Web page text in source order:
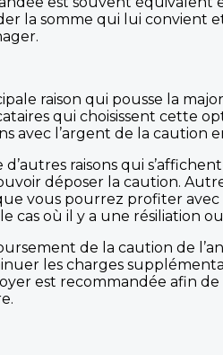
la somme qui lui convient
raison qui pousse la
qui choisissent cette
avec l’argent de la caution
d’autres raisons qui
déposer la caution.
vous pourrez profiter avec
cas où il y a une résiliation
de la caution de
les charges
est recommandée afin